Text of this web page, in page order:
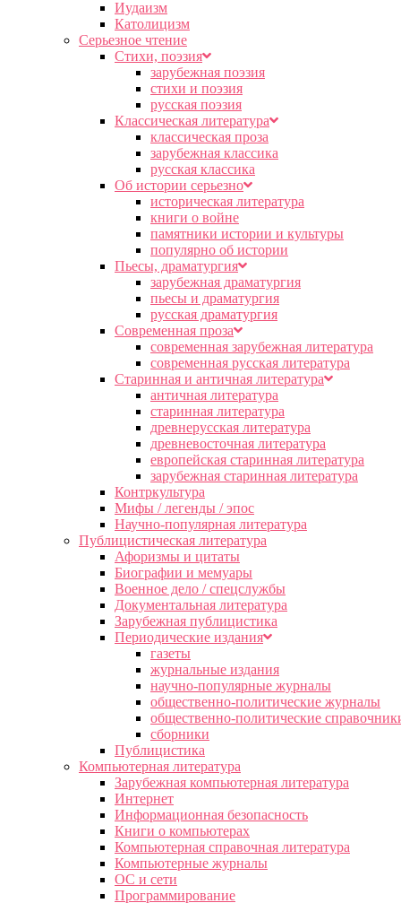
Иудаизм
Католицизм
Серьезное чтение
Cтихи, поэзия
зарубежная поэзия
стихи и поэзия
русская поэзия
Классическая литература
классическая проза
зарубежная классика
русская классика
Об истории серьезно
историческая литература
книги о войне
памятники истории и культуры
популярно об истории
Пьесы, драматургия
зарубежная драматургия
пьесы и драматургия
русская драматургия
Современная проза
современная зарубежная литература
современная русская литература
Старинная и античная литература
античная литература
старинная литература
древнерусская литература
древневосточная литература
европейская старинная литература
зарубежная старинная литература
Контркультура
Мифы / легенды / эпос
Научно-популярная литература
Публицистическая литература
Афоризмы и цитаты
Биографии и мемуары
Военное дело / спецслужбы
Документальная литература
Зарубежная публицистика
Периодические издания
газеты
журнальные издания
научно-популярные журналы
общественно-политические журналы
общественно-политические
сборники
Публицистика
Компьютерная литература
Зарубежная компьютерная литература
Интернет
Информационная безопасность
Книги о компьютерах
Компьютерная справочная литература
Компьютерные журналы
ОС и сети
Программирование